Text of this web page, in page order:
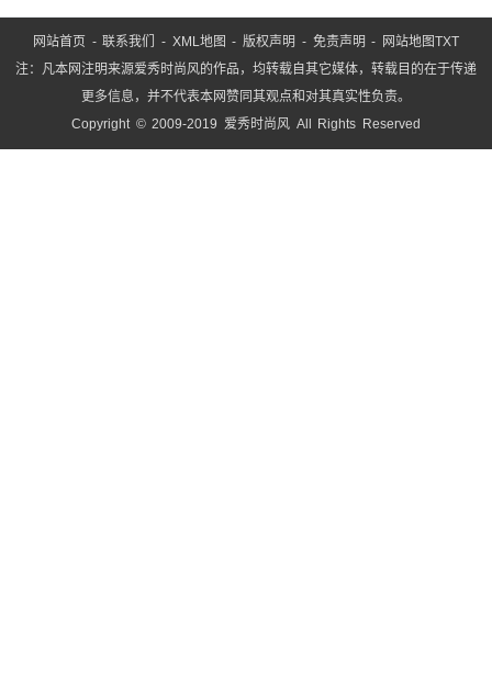
网站首页 -联系我们 - XML地图 -版权声明 - 免责声明 - 网站地图TXT
注：凡本网注明来源爱秀时尚风的作品，均转载自其它媒体，转载目的在于传递
更多信息，并不代表本网赞同其观点和对其真实性负责。
Copyright © 2009-2019 爱秀时尚风 All Rights Reserved